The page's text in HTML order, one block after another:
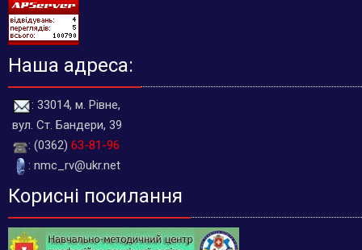
Наша адреса:
: 33014, м. Рівне,
вул. Ст. Бандери, 39
: (0362) 63-81-96
: nmc_rv@ukr.net
Корисні посилання